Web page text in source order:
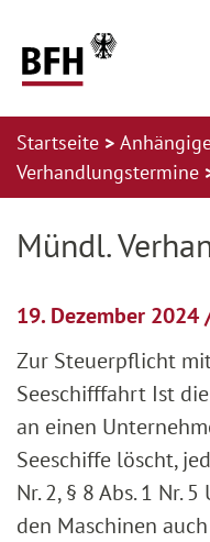
Startseite
Verhandlungstermine
Mündl.
19. Dezember 2024
Zur Steuerpflicht
Seeschifffahrt Ist
an einen
Seeschiffe löscht,
Nr. 2, § 8 Abs. 1 Nr.
den Maschinen